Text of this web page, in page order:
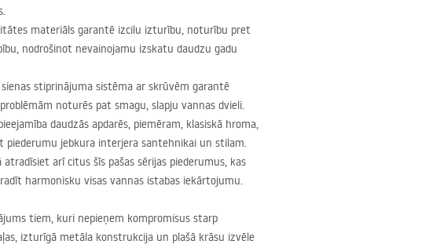
materiāls garantē izcilu izturību, noturību pret
nodrošinot nevainojamu izskatu daudzu gadu
stiprinājuma sistēma ar skrūvēm garantē
noturēs pat smagu, slapju vannas dvieli.
daudzās apdarēs, piemēram, klasiskā hroma,
piederumu jebkura interjera santehnikai un stilam.
arī citus šīs pašas sērijas piederumus, kas
harmonisku visas vannas istabas iekārtojumu.
tiem, kuri nepieņem kompromisus starp
izturīgā metāla konstrukcija un plašā krāsu izvēle